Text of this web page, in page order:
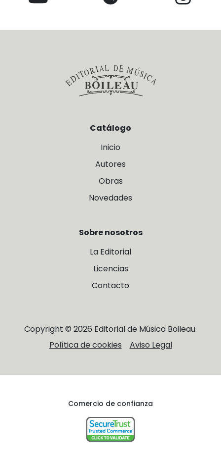
Catálogo
Inicio
Autores
Obras
Novedades
Sobre nosotros
La Editorial
Licencias
Contacto
Copyright © 2026 Editorial de Música Boileau.
Política de cookies
Aviso Legal
Comercio de confianza